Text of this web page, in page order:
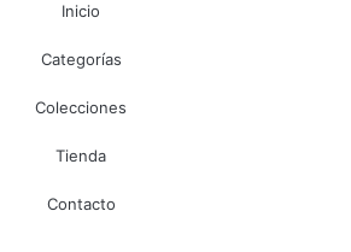
Inicio
Categorías
Colecciones
Tienda
Contacto